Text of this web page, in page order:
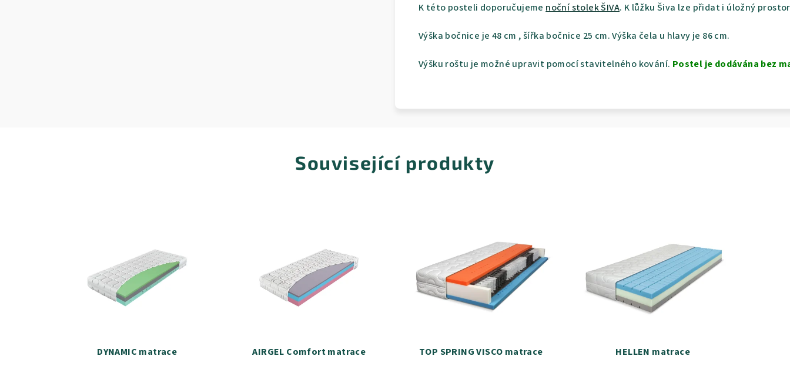
K této posteli doporučujeme noční stolek ŠIVA. K lůžku Šiva lze přidat i úložný
Výška bočnice je 48 cm , šířka bočnice 25 cm. Výška čela u hlavy je 86 cm.
Výšku roštu je možné upravit pomocí stavitelného kování. Postel je dodávána bez
Související produkty
DYNAMIC matrace AIRGEL Comfort matrace TOP SPRING VISCO matrace HELLEN matrace